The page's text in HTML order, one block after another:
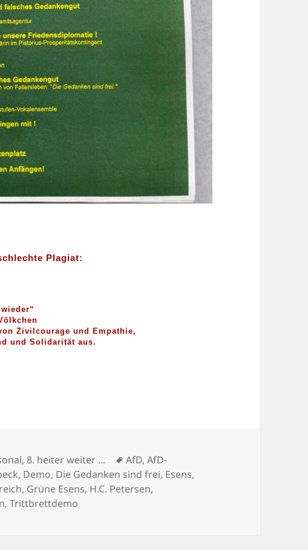
Plagiat:
Zivilcourage und Empathie,
und Solidarität aus.
, 8. heiter weiter ... Schlagwörter
AfD,AfD-
, Demo, Die Gedanken sind frei, Esens,
, Grüne Esens, H.C. Petersen,
,Trittbrettdemo